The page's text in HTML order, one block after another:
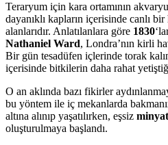
Teraryum için kara ortamının
dayanıklı kapların içerisinde canlı
alanlarıdır. Anlatılanlara göre 1830
Nathaniel Ward, Londra’nın kirli
Bir gün tesadüfen içlerinde torak
içerisinde bitkilerin daha rahat
O an aklında bazı fikirler
bu yöntem ile iç mekanlarda
altına alınıp yaşatılırken, eşsiz
oluşturulmaya başlandı.